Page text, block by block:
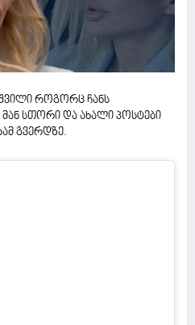
როგორც ჩანს
სთორი და ახალი პოსტები
გვერდზე.